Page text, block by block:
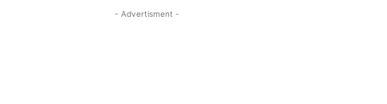
- Advertisment -